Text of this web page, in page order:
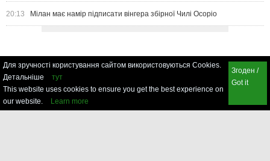
20:13 Мілан має намір підписати вінгера збірної Чилі Осоріо
Для зручності користування сайтом використовуються Cookies.
Детальніше
тут
This website uses cookies to ensure you get the best experience on
our website.
Learn more
Згоден /
Got it